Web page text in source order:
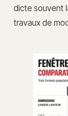
dicte souvent
travaux de